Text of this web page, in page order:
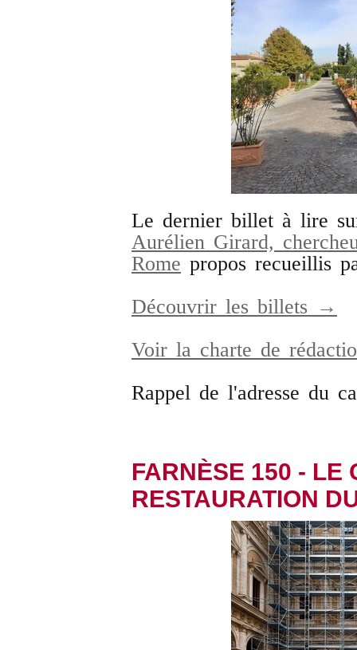
Le dernier billet à lire
Aurélien Girard,
Rome propos recueillis
Découvrir les billets →
Voir la charte de
Rappel de l'adresse du
FARNÈSE 150 - LE
RESTAURATION